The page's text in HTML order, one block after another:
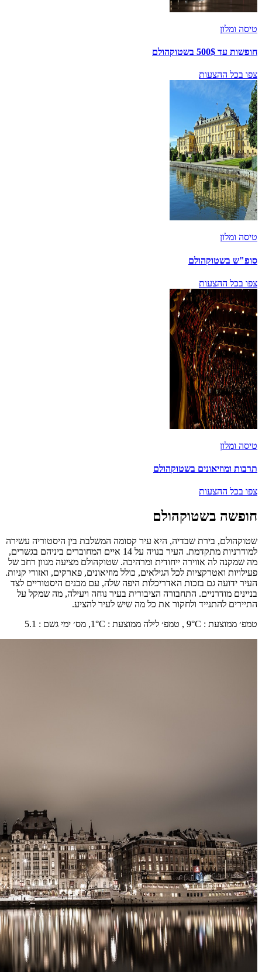
טיסה ומלון
חופשות עד 500$ בשטוקהולם
צפו בכל ההצעות
טיסה ומלון
סופ"ש בשטוקהולם
צפו בכל ההצעות
טיסה ומלון
תרבות ומוזיאונים בשטוקהולם
צפו בכל ההצעות
חופשה בשטוקהולם
שטוקהולם, בירת שבדיה, היא עיר קסומה המשלבת בין היסטוריה עשירה
למודרניות מתקדמת. העיר בנויה על 14 איים המחוברים ביניהם בגשרים,
מה שמקנה לה אווירה ייחודית ומרהיבה. שטוקהולם מציעה מגוון רחב של
פעילויות ואטרקציות לכל הגילאים, כולל מוזיאונים, פארקים, ואזורי קניות.
העיר ידועה גם בזכות האדריכלות היפה שלה, עם מבנים היסטוריים לצד
בניינים מודרניים. התחבורה הציבורית בעיר נוחה ויעילה, מה שמקל על
התיירים להתנייד ולחקור את כל מה שיש לעיר להציע.
טמפ׳ ממוצעת :
9°C , טמפ׳ לילה ממוצעת :
1°C, מס׳ ימי גשם :
5.1